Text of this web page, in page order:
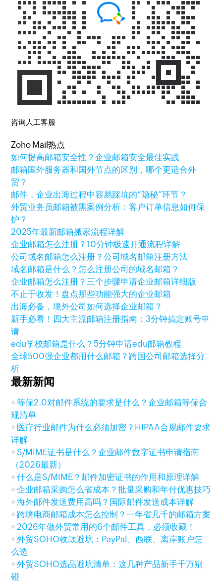
咨询人工客服
Zoho Mail热点
如何提高邮箱安全性？企业邮箱安全最佳实践
邮箱国外服务器和国外节点的区别，哪个更适合外
贸？
邮件，企业出海过程中容易踩坑的“隐秘”环节？
外贸业务员邮箱被黑案例分析：客户订单信息如何保
护？
2025年最新邮箱搬家流程详解
企业邮箱怎么注册？10分钟极速开通流程详解
公司域名邮箱怎么注册？公司域名邮箱注册方法
域名邮箱是什么？怎么注册公司的域名邮箱？
企业邮箱怎么注册？三个步骤申请企业邮箱详细版
不止于收发！盘点那些功能强大的企业邮箱
出海必备，境外公司如何选择企业邮箱？
新手必看！四大主流邮箱注册指南：3分钟搞定账号申
请
edu学校邮箱是什么？5分钟申请edu邮箱教程
全球500强企业都用什么邮箱？跨国公司邮箱选择分
析
最新新闻
等保2.0对邮件系统的要求是什么？企业邮箱等保合
规清单
医疗行业邮件为什么必须加密？HIPAA合规邮件要求
详解
S/MIME证书是什么？企业邮件数字证书申请指南
（2026最新）
什么是S/MIME？邮件加密证书的作用和原理详解
企业邮箱采购怎么省成本？批量采购和年付优惠技巧
海外邮件发送费用高吗？国际邮件发送成本详解
跨境电商邮箱成本怎么控制？一年省几千的邮箱方案
2026年做外贸常用的6个邮件工具，必须收藏！
外贸SOHO收款避坑：PayPal、西联、离岸账户怎
么选
外贸SOHO选品避坑清单：这几种产品新手千万别
碰